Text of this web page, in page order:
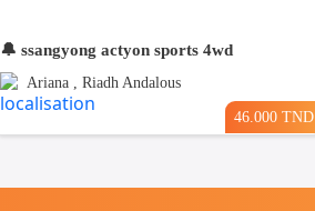
🔔 ssangyong actyon sports 4wd
Ariana , Riadh Andalous
46.000 TND